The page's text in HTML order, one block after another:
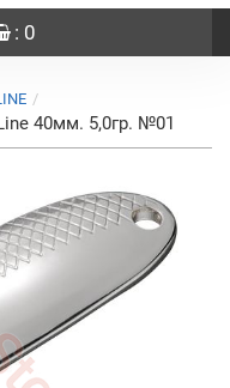
: 0
40мм. 5,0гр. №01